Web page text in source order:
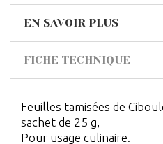
EN SAVOIR PLUS
FICHE TECHNIQUE
Feuilles tamisées de
sachet de 25 g,
Pour usage culinaire.